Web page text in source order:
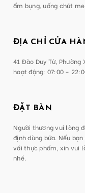
ấm bụng, uống chút
ĐỊA CHỈ CỬA
41 Đào Duy Từ,
hoạt động: 07:00 –
ĐẶT BÀN
Người thương vui lòng
định dùng bữa. Nếu
với thực phẩm, xin vui
nhé.